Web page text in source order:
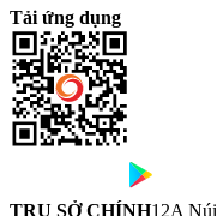
Tải ứng dụng
TRỤ SỞ CHÍNH12A